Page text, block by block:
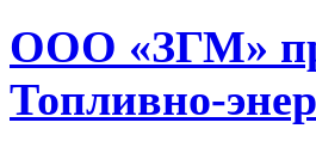
ООО «ЗГМ»
Топливно-